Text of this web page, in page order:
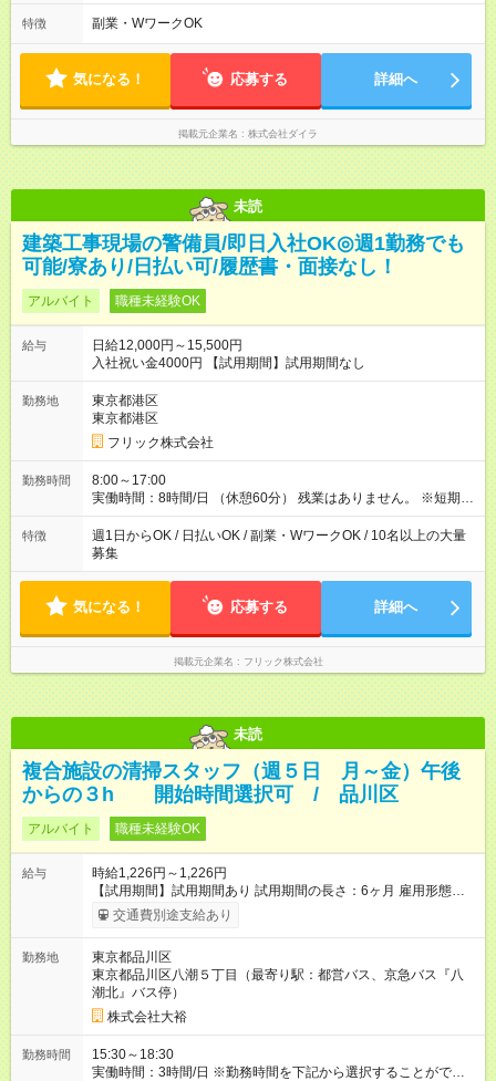
特徴 副業・WワークOK
気になる！ 応募する 詳細へ
掲載元企業名 株式会社ダイラ
未読
建築工事現場の警備員/即日入社OK◎週1勤務でも
可能/寮あり/日払い可/履歴書・面接なし！
アルバイト 職種未経験OK
給与
日給12,000円～15,500円
入社祝い金4000円 【試用期間】試用期間なし
勤務地
東京都港区
東京都港区
フリック株式会社
勤務時間
8:00～17:00
実働時間：8時間/日 （休憩60分） 残業はありません。 ※短期の
募集は行っておりません。予めご了承くださいませ。
特徴
週1日からOK / 日払いOK / 副業・WワークOK / 10名以上の大量
募集
気になる！ 応募する 詳細へ
掲載元企業名 フリック株式会社
未読
複合施設の清掃スタッフ（週５日 月～金）午後
からの３h 開始時間選択可 / 品川区
アルバイト 職種未経験OK
給与
時給1,226円～1,226円
【試用期間】試用期間あり 試用期間の長さ：6ヶ月 雇用形態、
給与は本採用時と同じです。
交通費別途支給あり
勤務地
東京都品川区
東京都品川区八潮５丁目（最寄り駅：都営バス、京急バス『八
潮北』バス停）
株式会社大裕
勤務時間
15:30～18:30
実働時間：3時間/日 ※勤務時間を下記から選択することができま